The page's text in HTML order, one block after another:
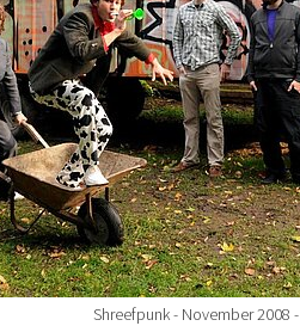
Shreefpunk - November 2008 -